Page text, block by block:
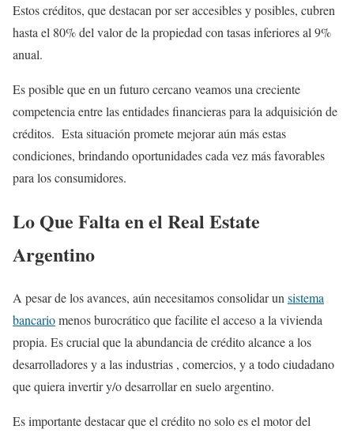
Estos créditos, que destacan por ser accesibles y posibles, cubren
hasta el 80% del valor de la propiedad con tasas inferiores al 9%
anual.
Es posible que en un futuro cercano veamos una creciente
competencia entre las entidades financieras para la adquisición de
créditos. Esta situación promete mejorar aún más estas
condiciones, brindando oportunidades cada vez más favorables
para los consumidores.
Lo Que Falta en el Real Estate
Argentino
A pesar de los avances, aún necesitamos consolidar un sistema
bancariomenos burocrático que facilite el acceso a la vivienda
propia. Es crucial que la abundancia de crédito alcance a los
desarrolladores y a las industrias , comercios, y a todo ciudadano
que quiera invertir y/o desarrollar en suelo argentino.
Es importante destacar que el crédito no solo es el motor del